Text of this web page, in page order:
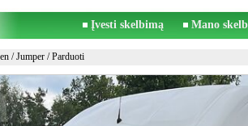
Įvesti skelbimą Mano
/Jumper / Parduoti